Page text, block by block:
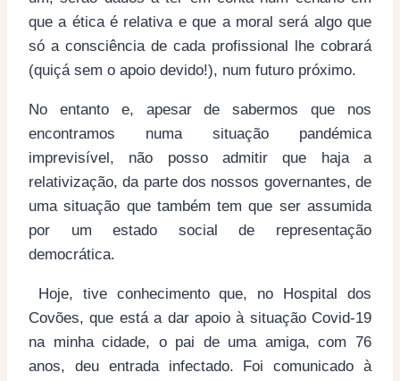
que a ética é relativa e que a moral será algo que
só a consciência de cada profissional lhe cobrará
(quiçá sem o apoio devido!), num futuro próximo.
No entanto e, apesar de sabermos que nos
encontramos numa situação pandémica
imprevisível, não posso admitir que haja a
relativização, da parte dos nossos governantes, de
uma situação que também tem que ser assumida
por um estado social de representação
democrática.
Hoje, tive conhecimento que, no Hospital dos
Covões, que está a dar apoio à situação Covid-19
na minha cidade, o pai de uma amiga, com 76
anos, deu entrada infectado. Foi comunicado à